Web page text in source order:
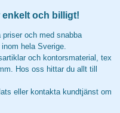
och billigt!
och med snabba
hela Sverige.
och kontorsmaterial, tex
Hos oss hittar du allt till
eller kontakta kundtjänst om